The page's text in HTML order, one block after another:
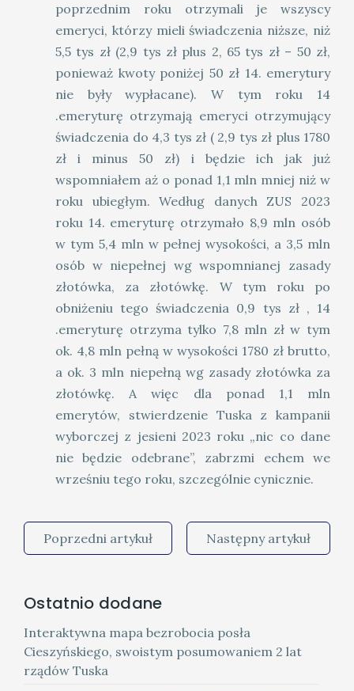
poprzednim roku otrzymali je wszyscy
emeryci, którzy mieli świadczenia niższe, niż
5,5 tys zł (2,9 tys zł plus 2, 65 tys zł – 50 zł,
ponieważ kwoty poniżej 50 zł 14. emerytury
nie były wypłacane). W tym roku 14
.emeryturę otrzymają emeryci otrzymujący
świadczenia do 4,3 tys zł ( 2,9 tys zł plus 1780
zł i minus 50 zł) i będzie ich jak już
wspomniałem aż o ponad 1,1 mln mniej niż w
roku ubiegłym. Według danych ZUS 2023
roku 14. emeryturę otrzymało 8,9 mln osób
w tym 5,4 mln w pełnej wysokości, a 3,5 mln
osób w niepełnej wg wspomnianej zasady
złotówka, za złotówkę. W tym roku po
obniżeniu tego świadczenia 0,9 tys zł , 14
.emeryturę otrzyma tylko 7,8 mln zł w tym
ok. 4,8 mln pełną w wysokości 1780 zł brutto,
a ok. 3 mln niepełną wg zasady złotówka za
złotówkę. A więc dla ponad 1,1 mln
emerytów, stwierdzenie Tuska z kampanii
wyborczej z jesieni 2023 roku „nic co dane
nie będzie odebrane”, zabrzmi echem we
wrześniu tego roku, szczególnie cynicznie.
Poprzedni artykuł Następny artykuł
Ostatnio dodane
Interaktywna mapa bezrobocia posła
Cieszyńskiego, swoistym posumowaniem 2 lat
rządów Tuska